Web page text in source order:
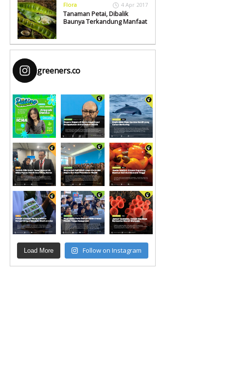
Flora 4 Apr 2017
Tanaman Petai, Dibalik
Baunya Terkandung Manfaat
greeners.co
Load More Follow on Instagram